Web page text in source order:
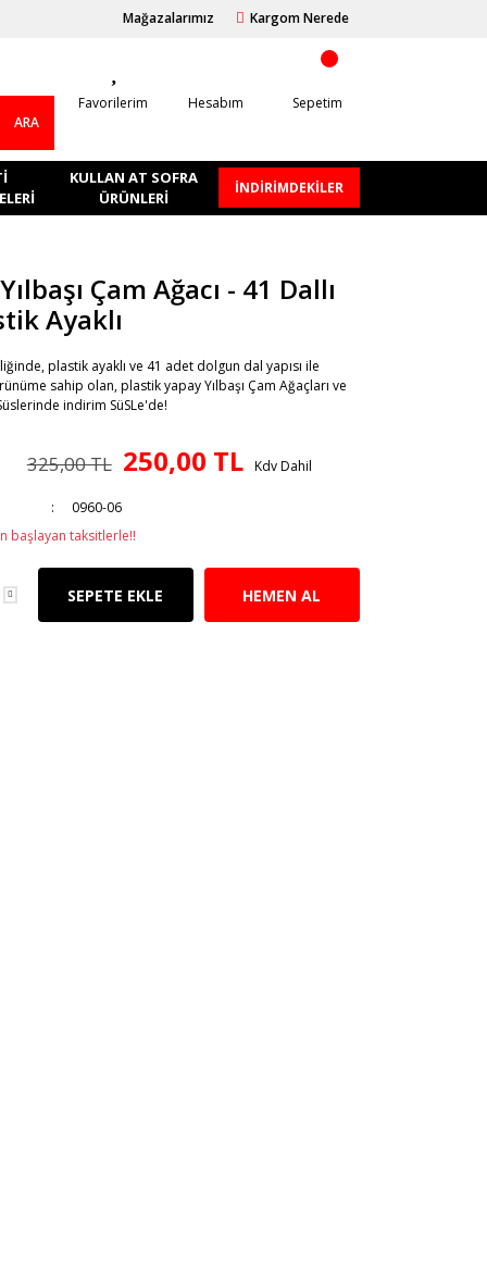
Mağazalarımız Kargom Nerede
ARA
Favorilerim Hesabım Sepetim
KULLAN AT SOFRA
ÜRÜNLERI
İNDİRİMDEKİLER
Çam Ağacı - 41 Dallı
Ayaklı
plastik ayaklı ve 41 adet dolgun dal yapısı ile
sahip olan, plastik yapay Yılbaşı Çam Ağaçları ve
indirim SüSLe'de!
325,00 TL 250,00 TL Kdv Dahil
0960-06
başlayan taksitlerle!!
SEPETE EKLE HEMEN AL